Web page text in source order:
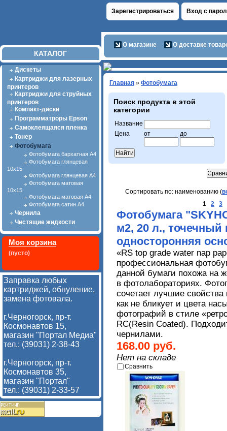
КАТАЛОГ
Зарегистрироваться Вход с
О магазине О доставке
Дискеты
Картриджи для лазерных
принтеров
Картриджи для струйных
принтеров
Компакт-диски
Программатроры Epson
Самоклеящаяся пленка
Тонер
Фотобумага
Фотобумага бархатная А4
Фотобумага глянцевая
10х15
Фотобумага глянцевая А4
Фотобумага матовая
10х15
Фотобумага матовая А4
Фотобумага сатин А4
Чернила
Чистящие жидкости
Моя корзина
(пусто)
Заправка любых
картриджей, обнуление,
замена фотовала.
г.Черногорск, пр-т.
Космонавтов 15,
магазин "Портал Медиа"
тел.: (39031) 2-38-43
г.Черногорск, пр-т.
Космонавтов 35,
магазин "Портал"
тел.: (39031) 2-33-57
Главная » Фотобумага
Поиск продукта в этой
категории
Название
Цена
от до
Сортировать по: наименованию (
1
2 3
Фотобумага
м2, 20 л., точечный
односторонняя
«RS top grade water nap
профессиональная
данной бумаги похожа на
в фотолабораториях.
сочетает лучшие свойства
как не бликует и цвета
фотографий в стиле
RC(Resin Coated).
чернилами.
168.00 руб.
Нет на складе
Сравнить